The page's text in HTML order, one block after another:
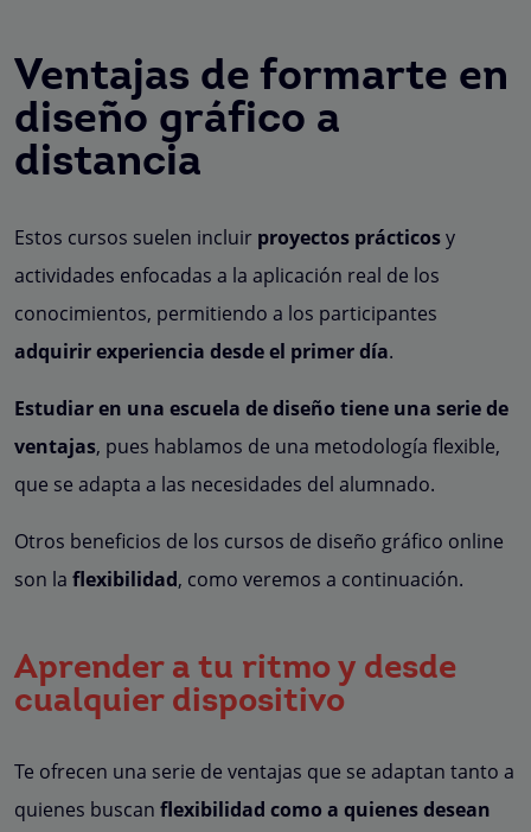
Ventajas de formarte en
diseño gráfico a
distancia
Estos cursos suelen incluir proyectos prácticosy
actividades enfocadas a la aplicación real de los
conocimientos, permitiendo a los participantes
adquirir experiencia desde el primer día.
Estudiar en una escuela de diseño tiene una serie de
ventajas, pues hablamos de una metodología flexible,
que se adapta a las necesidades del alumnado.
Otros beneficios de los cursos de diseño gráfico online
son la flexibilidad, como veremos a continuación.
Aprender a tu ritmo y desde
cualquier dispositivo
Te ofrecen una serie de ventajas que se adaptan tanto a
quienes buscan flexibilidad como a quienes desean